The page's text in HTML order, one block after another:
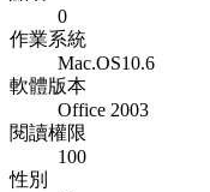
0
作業系統
Mac.OS10.6
軟體版本
Office 2003
閱讀權限
100
性別